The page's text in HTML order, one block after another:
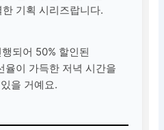
기획 시리즈랍니다.
되어 50% 할인된
율이 가득한 저녁 시간을
을 거예요.